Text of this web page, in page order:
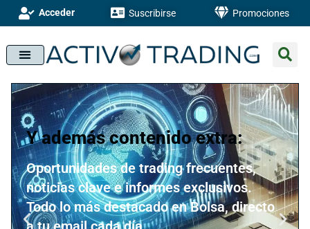
Acceder Suscribirse Promociones
Y además contenido extra:
Oportunidades de trading frecuentes,
noticias clave e informes exclusivos.
Todo lo más destacado en Bolsa, directo